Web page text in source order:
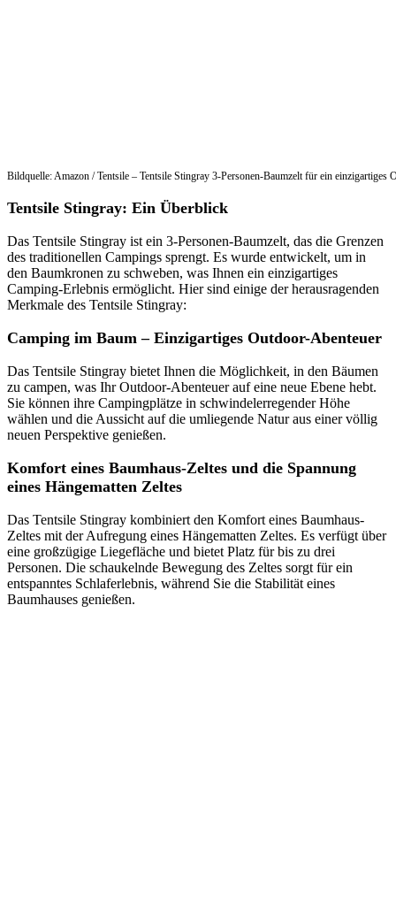
Bildquelle: Amazon / Tentsile – Tentsile Stingray 3-Personen-Baumzelt für ein einzigartiges
Tentsile Stingray: Ein Überblick
Das Tentsile Stingray ist ein 3-Personen-Baumzelt, das die Grenzen
des traditionellen Campings sprengt. Es wurde entwickelt, um in
den Baumkronen zu schweben, was Ihnen ein einzigartiges
Camping-Erlebnis ermöglicht. Hier sind einige der herausragenden
Merkmale des Tentsile Stingray:
Camping im Baum – Einzigartiges Outdoor-Abenteuer
Das Tentsile Stingray bietet Ihnen die Möglichkeit, in den Bäumen
zu campen, was Ihr Outdoor-Abenteuer auf eine neue Ebene hebt.
Sie können ihre Campingplätze in schwindelerregender Höhe
wählen und die Aussicht auf die umliegende Natur aus einer völlig
neuen Perspektive genießen.
Komfort eines Baumhaus-Zeltes und die Spannung
eines Hängematten Zeltes
Das Tentsile Stingray kombiniert den Komfort eines Baumhaus-
Zeltes mit der Aufregung eines Hängematten Zeltes. Es verfügt über
eine großzügige Liegefläche und bietet Platz für bis zu drei
Personen. Die schaukelnde Bewegung des Zeltes sorgt für ein
entspanntes Schlaferlebnis, während Sie die Stabilität eines
Baumhauses genießen.